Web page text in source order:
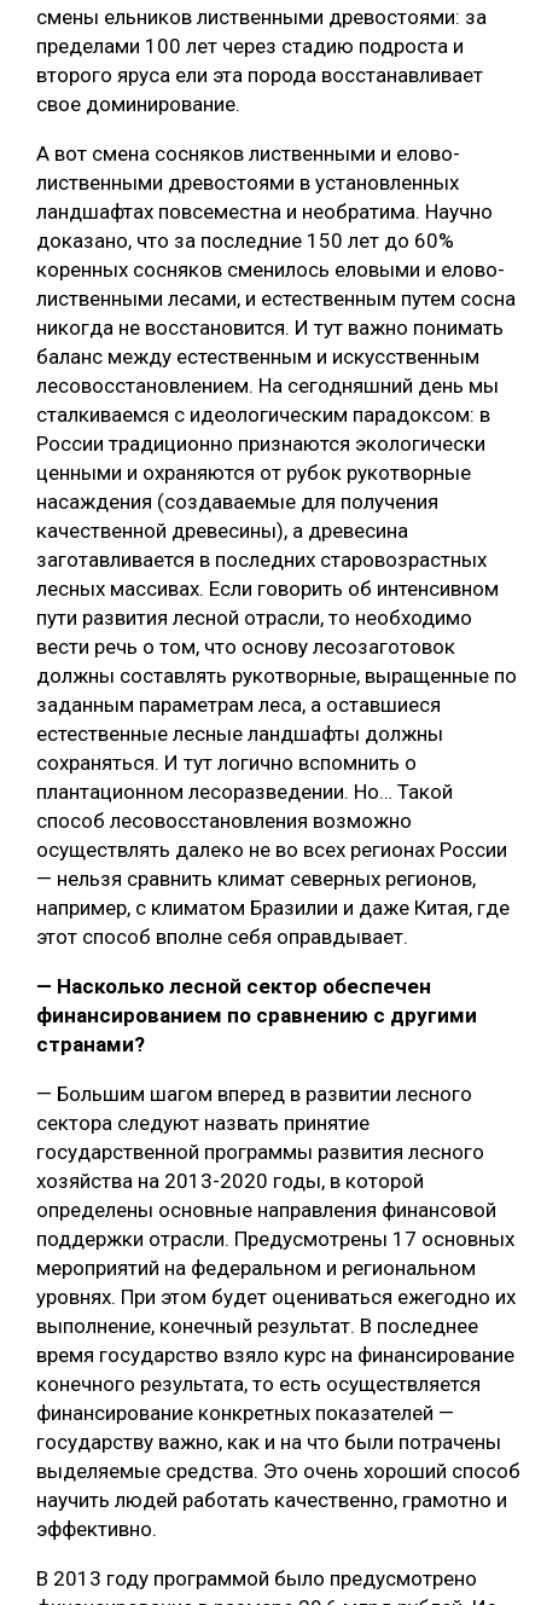
смены ельников лиственными древостоями: за
пределами 100 лет через стадию подроста и
второго яруса ели эта порода восстанавливает
свое доминирование.
А вот смена сосняков лиственными и елово-
лиственными древостоями в установленных
ландшафтах повсеместна и необратима. Научно
доказано, что за последние 150 лет до 60%
коренных сосняков сменилось еловыми и елово-
лиственными лесами, и естественным путем сосна
никогда не восстановится. И тут важно понимать
баланс между естественным и искусственным
лесовосстановлением. На сегодняшний день мы
сталкиваемся с идеологическим парадоксом: в
России традиционно признаются экологически
ценными и охраняются от рубок рукотворные
насаждения (создаваемые для получения
качественной древесины), а древесина
заготавливается в последних старовозрастных
лесных массивах. Если говорить об интенсивном
пути развития лесной отрасли, то необходимо
вести речь о том, что основу лесозаготовок
должны составлять рукотворные, выращенные по
заданным параметрам леса, а оставшиеся
естественные лесные ландшафты должны
сохраняться. И тут логично вспомнить о
плантационном лесоразведении. Но… Такой
способ лесовосстановления возможно
осуществлять далеко не во всех регионах России
— нельзя сравнить климат северных регионов,
например, с климатом Бразилии и даже Китая, где
этот способ вполне себя оправдывает.
— Насколько лесной сектор обеспечен
финансированием по сравнению с другими
странами?
— Большим шагом вперед в развитии лесного
сектора следуют назвать принятие
государственной программы развития лесного
хозяйства на 2013-2020 годы, в которой
определены основные направления финансовой
поддержки отрасли. Предусмотрены 17 основных
мероприятий на федеральном и региональном
уровнях. При этом будет оцениваться ежегодно их
выполнение, конечный результат. В последнее
время государство взяло курс на финансирование
конечного результата, то есть осуществляется
финансирование конкретных показателей —
государству важно, как и на что были потрачены
выделяемые средства. Это очень хороший способ
научить людей работать качественно, грамотно и
эффективно.
В 2013 году программой было предусмотрено